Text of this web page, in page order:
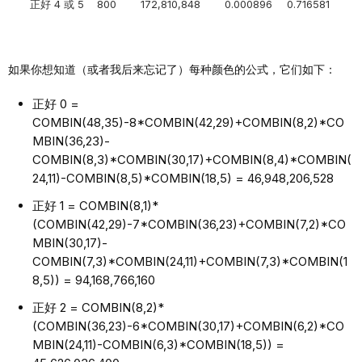
正好 4 或 5 800 172,810,848 0.000896 0.716581
如果你想知道（或者我后来忘记了）每种颜色的公式，它们如下：
正好 0 =
COMBIN(48,35)-8*COMBIN(42,29)+COMBIN(8,2)*CO
MBIN(36,23)-
COMBIN(8,3)*COMBIN(30,17)+COMBIN(8,4)*COMBIN(
24,11)-COMBIN(8,5)*COMBIN(18,5) = 46,948,206,528
正好 1 = COMBIN(8,1)*
(COMBIN(42,29)-7*COMBIN(36,23)+COMBIN(7,2)*CO
MBIN(30,17)-
COMBIN(7,3)*COMBIN(24,11)+COMBIN(7,3)*COMBIN(1
8,5)) = 94,168,766,160
正好 2 = COMBIN(8,2)*
(COMBIN(36,23)-6*COMBIN(30,17)+COMBIN(6,2)*CO
MBIN(24,11)-COMBIN(6,3)*COMBIN(18,5)) =